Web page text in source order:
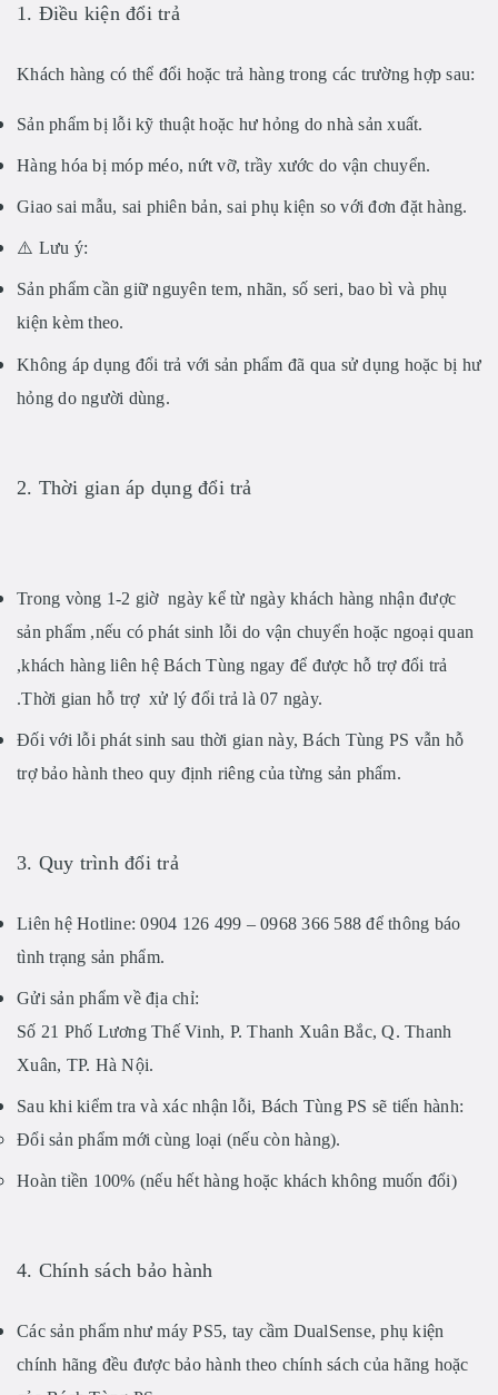
1. Điều kiện đổi trả
Khách hàng có thể đổi hoặc trả hàngtrong các trường hợp sau:
Sản phẩm bị lỗi kỹ thuật hoặc hư hỏng do nhà sản xuất.
Hàng hóa bị móp méo, nứt vỡ, trầy xước do vận chuyển.
Giaosai mẫu, sai phiên bản, sai phụ kiện so với đơn đặt hàng.
⚠️ Lưu ý:
Sản phẩm cần giữ nguyên tem, nhãn, số seri, bao bì và phụ
kiện kèm theo.
Không áp dụng đổi trả với sản phẩm đã qua sử dụng hoặc bị hư
hỏng do người dùng.
2. Thời gian áp dụng đổi trả
Trong vòng 1-2 giờ ngày kể từ ngày khách hàng nhận được
sản phẩm ,nếu có phát sinh lỗi do vận chuyển hoặc ngoại quan
,khách hàng liên hệ Bách Tùng ngay để được hỗ trợ đổi trả
.Thời gian hỗ trợ xử lý đổi trả là 07 ngày.
Đối với lỗi phát sinh sau thời gian này,Bách Tùng PS vẫn hỗ
trợ bảo hành theo quy định riêng của từng sản phẩm.
3. Quy trình đổi trả
Liên hệ Hotline: 0904 126 499 – 0968 366 588 để thông báo
tình trạng sản phẩm.
Gửi sản phẩm về địa chỉ:
Số 21 Phố Lương Thế Vinh, P. Thanh Xuân Bắc, Q. Thanh
Xuân, TP. Hà Nội.
Sau khi kiểm tra và xác nhận lỗi, Bách Tùng PS sẽ tiến hành:
Đổi sản phẩm mới cùng loại (nếu còn hàng).
Hoàn tiền 100% (nếu hết hàng hoặc khách không muốn đổi)
4. Chính sách bảo hành
Các sản phẩm nhưmáy PS5, tay cầm DualSense, phụ kiện
chính hãng đều được bảo hành theo chính sách của hãng hoặc